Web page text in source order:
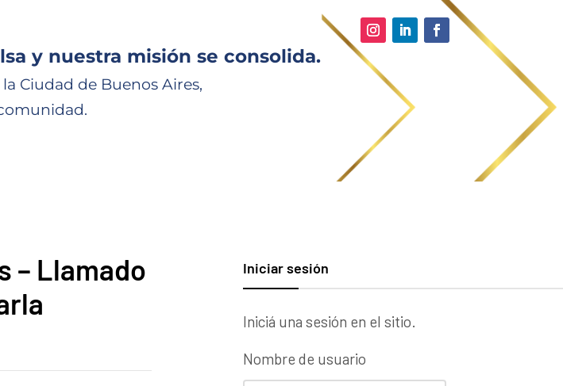
y nuestra misión se consolida.
Ciudad de Buenos Aires,
– Llamado
Iniciar sesión
Iniciá una sesión en el sitio.
Nombre de usuario